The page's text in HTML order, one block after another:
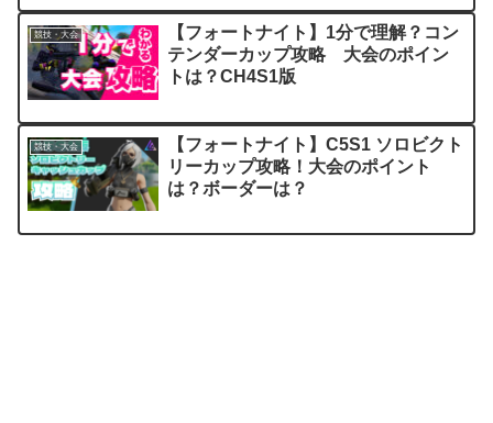
競技・大会
【フォートナイト】1分で理解？コン
テンダーカップ攻略 大会のポイン
トは？CH4S1版
競技・大会
【フォートナイト】C5S1 ソロビクト
リーカップ攻略！大会のポイント
は？ボーダーは？